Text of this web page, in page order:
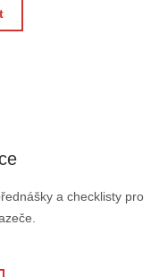
a checklisty pro